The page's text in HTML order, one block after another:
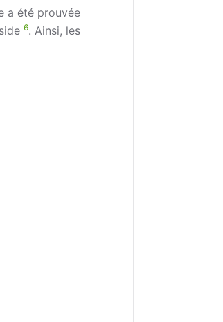
a été prouvée
6. Ainsi, les